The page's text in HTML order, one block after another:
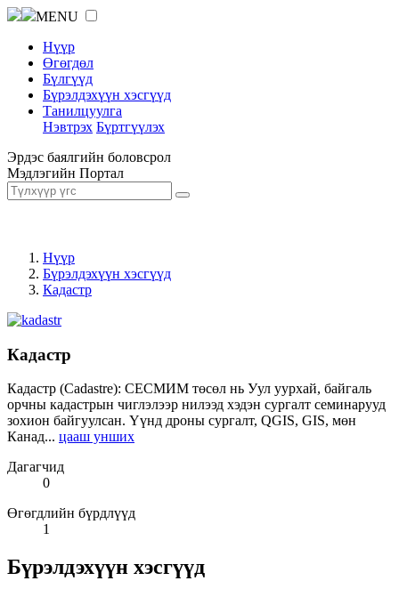
MENU
Нүүр
Өгөгдөл
Бүлгүүд
Бүрэлдэхүүн хэсгүүд
Танилцуулга
Нэвтрэх Бүртгүүлэх
Эрдэс баялгийн боловсрол
Мэдлэгийн Портал
Нүүр
Бүрэлдэхүүн хэсгүүд
Кадастр
Кадастр
Кадастр (Cadastre): СЕСМИМ төсөл нь Уул уурхай, байгаль
орчны кадастрын чиглэлээр нилээд хэдэн сургалт семинарууд
зохион байгуулсан. Үүнд дроны сургалт, QGIS, GIS, мөн
Канад... цааш унших
Дагагчид
0
Өгөгдлийн бүрдлүүд
1
Бүрэлдэхүүн хэсгүүд